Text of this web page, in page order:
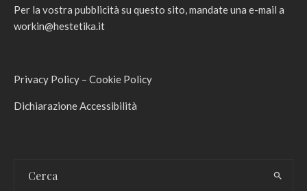
Per la vostra pubblicità su questo sito, mandate una e-mail a
workin@hestetika.it
Privacy Policy – Cookie Policy
Dichiarazione Accessibilità